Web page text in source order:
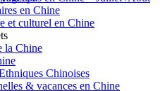
en Chine
et culturel en Chine
la Chine
Chinoises
& vacances en Chine